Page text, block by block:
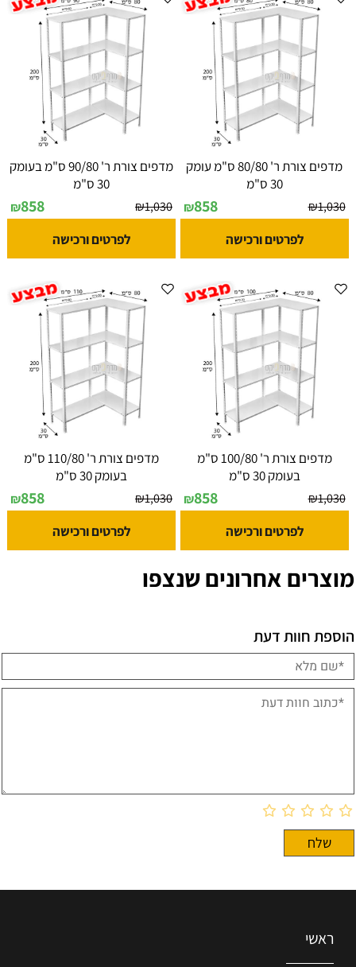
מדפים צורת ר' 80/80 ס"מ עומק
30 ס"מ
₪1,030
₪858
לפרטים ורכישה
מדפים צורת ר' 90/80 ס"מ בעומק
30 ס"מ
₪1,030
₪858
לפרטים ורכישה
מדפים צורת ר' 100/80 ס"מ
בעומק 30 ס"מ
₪1,030
₪858
לפרטים ורכישה
מדפים צורת ר' 110/80 ס"מ
בעומק 30 ס"מ
₪1,030
₪858
לפרטים ורכישה
מוצרים אחרונים שנצפו
הוספת חוות דעת
ראשי